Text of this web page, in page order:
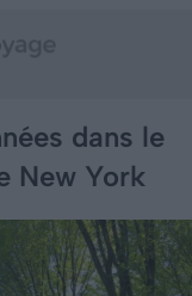
dans le
New York